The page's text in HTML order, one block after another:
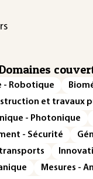
- Robotique
et travaux
- Photonique
- Sécurité
Mesures -